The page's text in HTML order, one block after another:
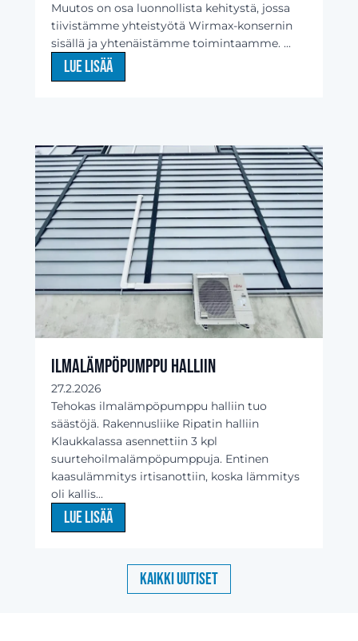
Muutos on osa luonnollista kehitystä, jossa
tiivistämme yhteistyötä Wirmax-konsernin
sisällä ja yhtenäistämme toimintaamme. ...
Lue lisää
Ilmalämpöpumppu halliin
27.2.2026
Tehokas ilmalämpöpumppu halliin tuo
säästöjä. Rakennusliike Ripatin halliin
Klaukkalassa asennettiin 3 kpl
suurtehoilmalämpöpumppuja. Entinen
kaasulämmitys irtisanottiin, koska lämmitys
oli kallis...
Lue lisää
Kaikki uutiset